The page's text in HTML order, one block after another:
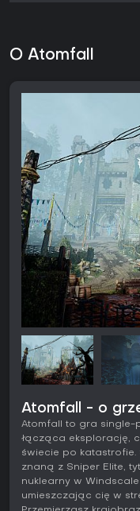
O Atomfall
Atomfall - o
Atomfall to gra single-
łącząca eksplorację,
świecie po katastrofie.
znaną z Sniper Elite,
nuklearny w Windscale
umieszczając cię w